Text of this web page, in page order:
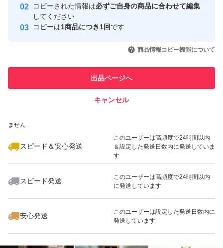
取引実績
引を完了させた実績があります
での取引実績があります
ません
スピード＆安心発送
このユーザーは高頻度で24時間以内
＆設定した発送日数内に発送していま
す
スピード発送
このユーザーは高頻度で24時間以内
に発送しています
安心発送
このユーザーは設定した発送日数内に
発送しています
コピーされた情報は必ずご自身の商品に合わせて編集
してください
コピーは1商品につき1回です
商品情報コピー機能について
出品ページへ
キャンセル
いいね！
2,000